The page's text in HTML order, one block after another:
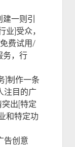
一则引
]受众，
费试用/
务，行
]制作一条
注目的广
出[特定
和特定功
告创意